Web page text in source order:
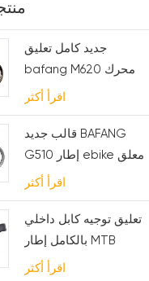
جديد كامل تعليق
bafang M620 محرك
الكربون ebike إطار ل
MTB والدراجة الدهنية
اقرأ أكثر
قالب جديد BAFANG
G510 إطار ebike معلق
بالكامل
اقرأ أكثر
تعليق توجيه كابل داخلي
بالكامل إطار MTB
كهربائي
اقرأ أكثر